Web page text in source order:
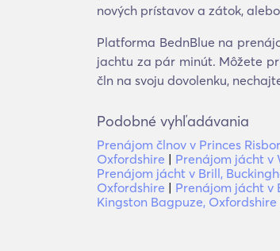
nových prístavov a zátok,
Platforma BednBlue na
jachtu za pár minút. Môžete
čln na svoju dovolenku,
Podobné vyhľadávania
Prenájom člnov v Princes
Oxfordshire | Prenájom jácht v
Prenájom jácht v Brill,
Oxfordshire | Prenájom jácht v
Kingston Bagpuze, Oxfordshire